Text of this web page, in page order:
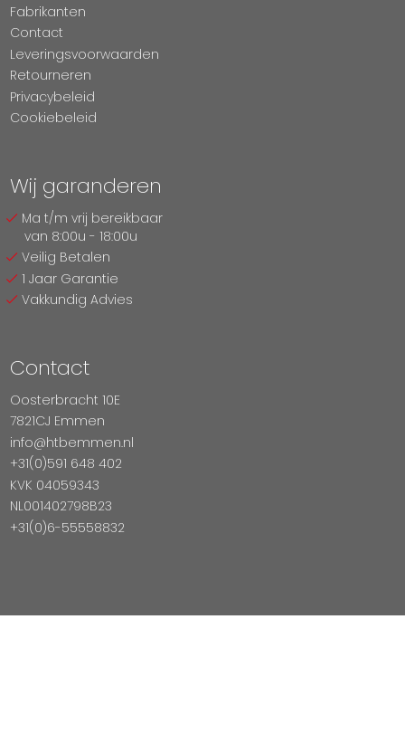
Fabrikanten
Contact
Leveringsvoorwaarden
Retourneren
Privacybeleid
Cookiebeleid
Wij garanderen
Ma t/m vrij bereikbaar
van 8:00u - 18:00u
Veilig Betalen
1 Jaar Garantie
Vakkundig Advies
Contact
Oosterbracht 10E
7821CJ Emmen
info@htbemmen.nl
+31(0)591 648 402
KVK 04059343
NL001402798B23
+31(0)6-55558832